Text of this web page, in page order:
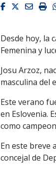
Facebook
Twitter
Email
Desde hoy, la
Femenina y
Josu Arzoz,
masculina del
Este verano
en Eslovenia.
como
En este breve
concejal de